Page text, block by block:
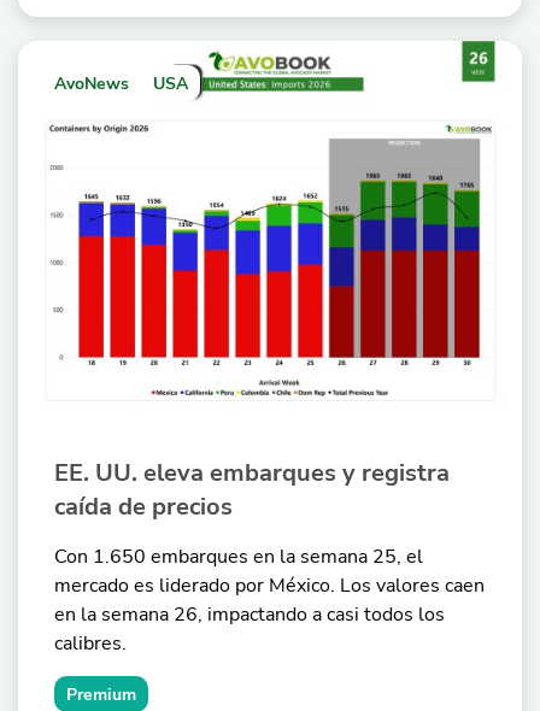
AvoNews USA
EE. UU. eleva embarques y registra
caída de precios
Con 1.650 embarques en la semana 25, el
mercado es liderado por México. Los valores caen
en la semana 26, impactando a casi todos los
calibres.
Premium